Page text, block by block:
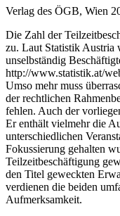
Verlag des ÖGB, Wien
Die Zahl der
zu. Laut Statistik Austria
unselbständig
http://www.statistik.at/
Umso mehr muss
der rechtlichen
fehlen. Auch der
Er enthält vielmehr die
unterschiedlichen
Fokussierung gehalten
Teilzeitbeschäftigung
den Titel geweckten
verdienen die beiden
Aufmerksamkeit.